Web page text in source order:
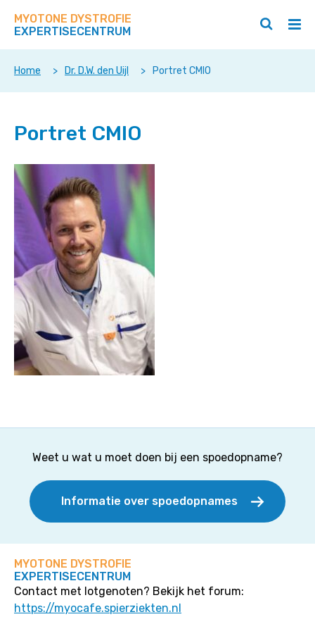
direct
op
deze
MYOTONE DYSTROFIE
EXPERTISECENTRUM
/
Zoeken
/
Home > Dr. D.W. den Uijl > Portret CMIO
Portret CMIO
Weet u wat u moet doen bij een spoedopname?
Informatie over spoedopnames
MYOTONE DYSTROFIE
EXPERTISECENTRUM
Contact met lotgenoten? Bekijk het forum:
https://myocafe.spierziekten.nl